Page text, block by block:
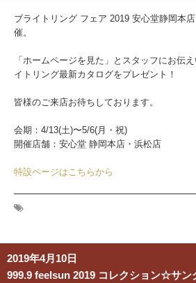
ブライトリング フェア 2019 安心堂静岡本
催。
「ホームページを見た」とスタッフにお伝
イトリング最新カタログをプレゼント！
皆様のご来店お待ちしております。
会期： 4/13(土)〜5/6(月・祝)
開催店舗：安心堂 静岡本店・浜松店
特設ページはこちらから
2019年4月10日
999.9 feelsun 2019 コレクション☆サン